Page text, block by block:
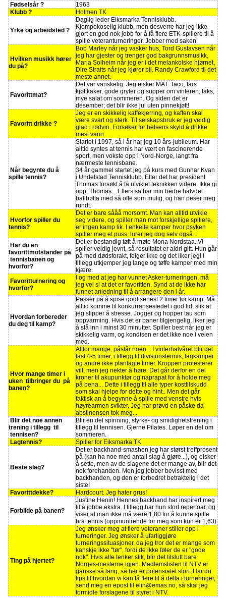
Fødselsår ?
1963
Klubb ?
Holmen TK
Yrke og arbeidsted ?
Daglig leder Eiksmarka Tennisklubb.
Kjempekoselig klubb, men desverre har jeg ikke
gjort en god nok jobb for å få flere ETK-spillere til å
spille veteranturneringer. Jobber med saken.
Hvilken musikk hører
du på?
Bob Marley når jeg vasker hus, Tord Gustavsen når
jeg har gjester og trenger god bakgrunnsmusikk,
Maria Solheim når jeg er i det melankolske hjørnet,
Dire Straits når jeg kjører bil. Randy Crawford til det
meste annet.
Favorittmat?
Det var vanskelig. Jeg elsker MAT. Taco, fars
kjøttkaker, gode gryter og supper om vinteren, laks,
mye salat om sommeren. Og siden det er
desember; det blir ikke jul uten pinnekjøtt!
Favoritt drikke ?
Jeg er en skikkelig kaffekjerring, og kaffen skal
være svart og sterk. Til selskapsbruk er jeg veldig
glad i rødvin. Forsøker for helsens skyld å drikke
mest vann.
Når begynte du å
spille tennis?
Startet i 1997, så i år har jeg 10 års-jubileum. Har
alltid syntes at tennis har vært en fascinerende
sport, men vokste opp i Nord-Norge, langt fra
nærmeste tennisbane.
34 år gammel startet jeg på kurs med Gunnar Kvan
i Undelstad Tennisklubb. Etter det har president
Thomas forsøkt å få utviklet teknikken videre. Ikke gi
opp, Thomas... Ellers så har min bedre halvdel
ballbøtta med så ofte som mulig, og han peser meg
rundt.
Hvorfor spiller du
tennis?
Det er bare sååå morsomt. Man kan alltid utvikle
seg videre, og spiller man mot forskjellige spillere,
er ingen kamp lik. I enkelte kamper hvor psyken
spiller meg et puss, lurer jeg dog selv også...
Har du en
favorittmotstander på
tennisbanen og
hvorfor?
Det er bestandig tøft å møte Mona Nordstaa. Vi
spiller veldig jevnt, så resultatet er aldri gitt. Hun går
på med dødsforakt, feiger ikke og det liker jeg! I
tillegg utkjemper jeg lange og tøffe kamper med min
kjære.
Favoritturnering og
hvorfor?
I og med at jeg har vunnet Asker-turneringen, må
jeg vel si at det er favoritten. Synd at de ikke har
funnet anledning til å arrangere den i år.
Hvordan forbereder
du deg til kamp?
Passer på å spise godt senest 2 timer før kamp. Må
alltid komme til konkurransestedet i god tid, slik at
jeg slipper å stresse. Jogger og hopper tau som
oppvarming. Hvis det er baner tilgjengelig, liker jeg
å slå inn i minst 30 minutter. Spiller best når jeg er
skikkelig varm, og kondisen er det ikke noe i veien
med.
Hvor mange timer i
uken tilbringer du på
banen?
Altfor mange, påstår noen... I vinterhalvåret blir det
fast 4-5 timer, i tillegg til divisjonstennis, lagkamper
og andre ikke planlagte timer. Kroppen protesterer
vilt, men jeg nekter å høre. Det går derfor en del
kroner til akupunktør og naprapat for å holde meg
på bena... Dette i tillegg til alle typer kosttilskudd
som skal hjelpe for dette og hint.. Men det går
faktisk an å begynne å spille med venstre hvis
høyrearmen svikter. Jeg har prøvd en påske da
abstinensen tok meg...
Blir det noe annen
trening i tillegg til
tennisen?
Blir en del spinning, styrke- og smidighetstrening i
tillegg til tennisen. Gjerne Pilates. Løper en del om
sommeren.
Lagtennis?
Spiller for Eiksmarka TK
Beste slag?
Det er backhand-smashen jeg har størst treffprosent
på (kan ha noe med antall slag å gjøre...), og elsker
å sette, men av de slagene det er mange av, blir det
nok forehanden. Men jeg jobber bevisst med
backhanden, og den er forbedret betraktelig i det
siste!
Favorittdekke?
Hardcourt. Jeg hater grus!
Forbilde på banen?
Justine Henin! Hennes backhand har inspirert meg
til å jobbe ekstra. I tillegg har hun stort repertoar, og
viser at man ikke må være 1,80 for å kunne spille
bra tennis (oppmuntrende for meg som kun er 1,63)
Ting på hjertet?
Jeg ønsker meg at flere veteraner stiller opp i
turneringer. Jeg ønsker å ufarliggjøre
turneringssituasjoner, da jeg tror det er mange som
kanskje ikke "tør", fordi de ikke føler de er "gode
nok". Hvis alle tenker slik, blir det tilslutt bare
Norges-mesterne igjen. Medlemslisten til NTV er
ganske så lang, så her er potensialet stort. Har du
tips til hvordan vi kan få flere til å delta i turneringer,
send meg en epost til elin@emas.no, så skal jeg
formidle forslagene til styret i NTV.